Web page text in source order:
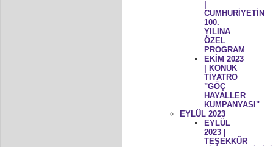
CUMHURİYETİN
100.
YILINA
ÖZEL
PROGRAM
EKİM 2023
| KONUK
TİYATRO
"GÖÇ
HAYALLER
KUMPANYASI"
EYLÜL 2023
EYLÜL
2023 |
TEŞEKKÜR